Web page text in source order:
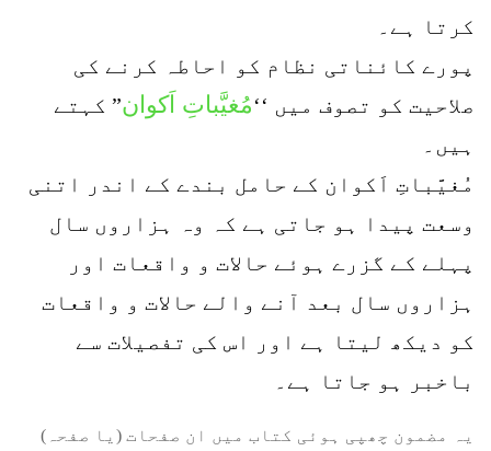
کرتا ہے۔
پورے کائناتی نظام کو احاطہ کرنے کی
صلاحیت کو تصوف میں ‘‘مُغیَّباتِ اَکوان” کہتے
ہیں۔
مُغیَّباتِ اَکوان کے حامل بندے کے اندر اتنی
وسعت پیدا ہو جاتی ہے کہ وہ ہزاروں سال
پہلے کے گزرے ہوئے حالات و واقعات اور
ہزاروں سال بعد آنے والے حالات و واقعات
کو دیکھ لیتا ہے اور اس کی تفصیلات سے
باخبر ہو جاتا ہے۔
یہ مضمون چھپی ہوئی کتاب میں ان صفحات (یا صفحہ)